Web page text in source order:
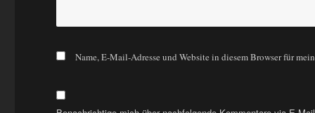
Name, E-Mail-Adresse und Website in diesem Browser für